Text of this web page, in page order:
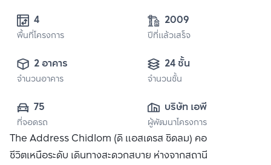
4
พื้นที่โครงการ
2009
ปีที่แล้วเสร็จ
2 อาคาร
จำนวนอาคาร
24 ชั้น
จำนวนชั้น
75
ที่จอดรถ
บริษัท เอพี (ไทย
แลนด์)
จำกัด(มหาชน)
ผู้พัฒนาโครงการ
The Address Chidlom (ดิ แอสเดรส ชิดลม) คอนโดที่ให้คุณใช้
ชีวิตเหนือระดับ เดินทางสะดวกสบาย ห่างจากสถานีรถไฟฟ้า BTS